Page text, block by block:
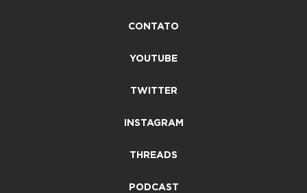
CONTATO
YOUTUBE
TWITTER
INSTAGRAM
THREADS
PODCAST